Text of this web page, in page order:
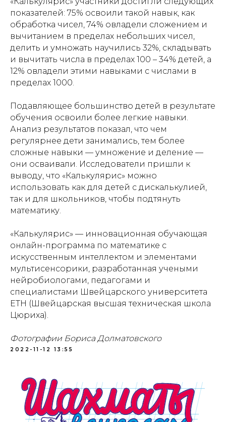
показателей: 75% освоили такой навык, как
обработка чисел, 74% овладели сложением и
вычитанием в пределах небольших чисел,
делить и умножать научились 32%, складывать
и вычитать числа в пределах 100 – 34% детей, а
12% овладели этими навыками с числами в
пределах 1000.
Подавляющее большинство детей в результате
обучения освоили более легкие навыки.
Анализ результатов показал, что чем
регулярнее дети занимались, тем более
сложные навыки — умножение и деление —
они осваивали. Исследователи пришли к
выводу, что «Калькулярис» можно
использовать как для детей с дискалькулией,
так и для школьников, чтобы подтянуть
математику.
«Калькулярис» — инновационная обучающая
онлайн-программа по математике с
искусственным интеллектом и элементами
мультисенсорики, разработанная учеными
нейробиологами, педагогами и
специалистами Швейцарского университета
ETH (Швейцарская высшая техническая школа
Цюриха).
Фотографии Бориса Долматовского
2022-11-12 13:55
Ресурсные центры Контакты
Политика обработки персональных данных